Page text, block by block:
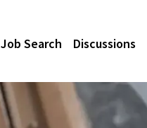
Job Search Discussions